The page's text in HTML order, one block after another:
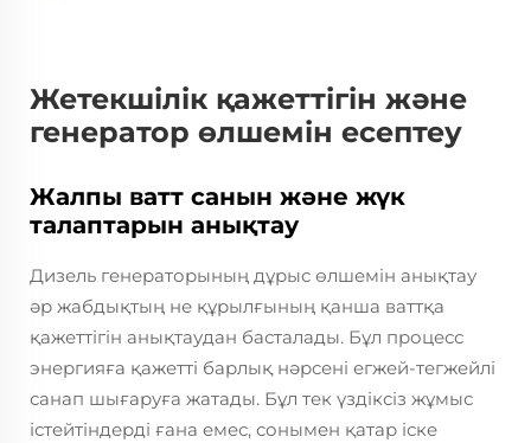
Жетекшілік қажеттігін және
генератор өлшемін есептеу
Жалпы ватт санын және жүк
талаптарын анықтау
Дизель генераторының дұрыс өлшемін анықтау
әр жабдықтың не құрылғының қанша ваттқа
қажеттігін анықтаудан басталады. Бұл процесс
энергияға қажетті барлық нәрсені егжей-тегжейлі
санап шығаруға жатады. Бұл тек үздіксіз жұмыс
істейтіндерді ғана емес, сонымен қатар іске